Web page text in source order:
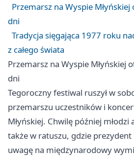
Przemarsz na Wyspie
dni
Tradycja sięgająca 1977 roku
z całego świata
Przemarsz na Wyspie Młyńskiej
dni
Tegoroczny festiwal ruszył w
przemarszu uczestników i
Młyńskiej. Chwilę później
także w ratuszu, gdzie prezydent
uwagę na międzynarodowy